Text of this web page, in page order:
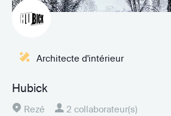
Architecte d'intérieur
Hubick
Rezé 2 collaborateur(s)